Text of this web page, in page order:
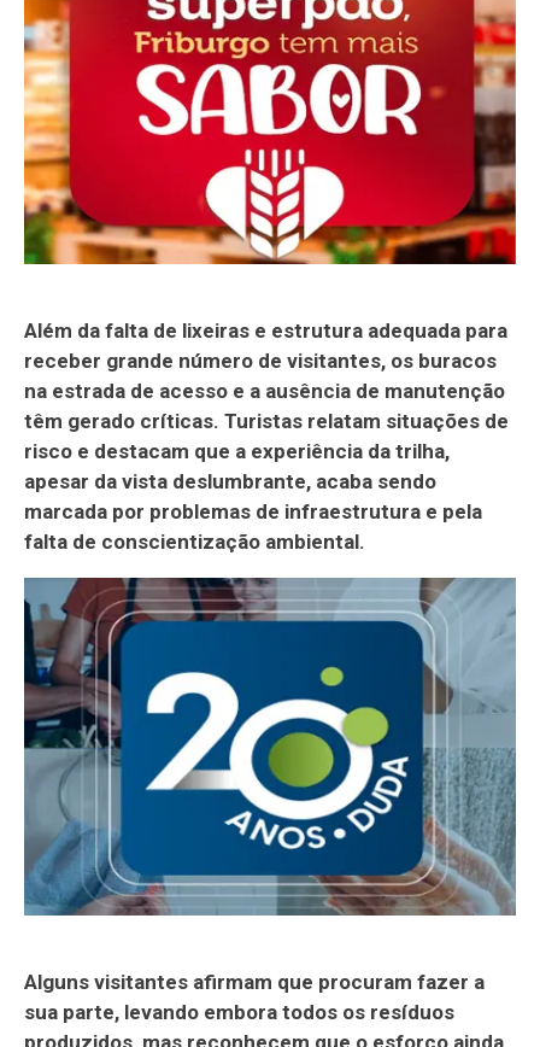
Além da falta de lixeiras e estrutura adequada para
receber grande número de visitantes, os buracos
na estrada de acesso e a ausência de manutenção
têm gerado críticas. Turistas relatam situações de
risco e destacam que a experiência da trilha,
apesar da vista deslumbrante, acaba sendo
marcada por problemas de infraestrutura e pela
falta de conscientização ambiental.
Alguns visitantes afirmam que procuram fazer a
sua parte, levando embora todos os resíduos
produzidos, mas reconhecem que o esforço ainda